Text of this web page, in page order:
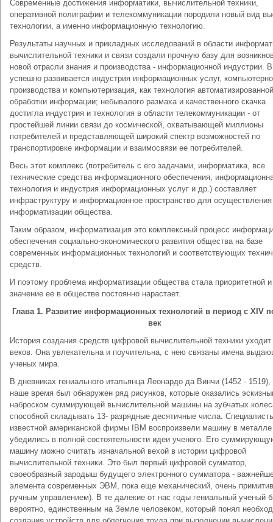
Современные достижения информатики, вычислительной техники,
оперативной полиграфии и телекоммуникации породили новый вид
технологии, а именно информационную технологию.
Результаты научных и прикладных исследований в области
вычислительной техники и связи создали прочную базу для
новой отрасли знания и производства - информационной индустрии.
успешно развивается индустрия информационных услуг,
производства и компьютеризация, как технология автоматизированной
обработки информации; небывалого размаха и качественного скачка
достигла индустрия и технология в области телекоммуникации - от
простейшей линии связи до космической, охватывающей миллионы
потребителей и представляющей широкий спектр возможностей по
транспортировке информации и взаимосвязи ее потребителей.
Весь этот комплекс (потребитель с его задачами, информатика, все
технические средства информационного обеспечения,
технология и индустрия информационных услуг и др.) составляет
инфраструктуру и информационное пространство для осуществления
информатизации общества.
Таким образом, информатизация это комплексный процесс
обеспечения социально-экономического развития общества на базе
современных информационных технологий и соответствующих
средств.
И поэтому проблема информатизации общества стала приоритетной и
значение ее в обществе постоянно нарастает.
Глава 1. Развитие информационных технологий в период с XIV
век
История создания средств цифровой вычислительной техники уходит
веков. Она увлекательна и поучительна, с нею связаны имена
ученых мира.
В дневниках гениального итальянца Леонардо да Винчи (1452 -
наше время был обнаружен ряд рисунков, которые оказались
наброском суммирующей вычислительной машины на зубчатых
способной складывать 13- разрядные десятичные числа.
известной американской фирмы IBM воспроизвели машину в
убедились в полной состоятельности идеи ученого. Его
машину можно считать изначальной вехой в истории цифровой
вычислительной техники. Это был первый цифровой сумматор,
своеобразный зародыш будущего электронного сумматора -
элемента современных ЭВМ, пока еще механический, очень
ручным управлением). В те далекие от нас годы гениальный ученый
вероятно, единственным на Земле человеком, который понял